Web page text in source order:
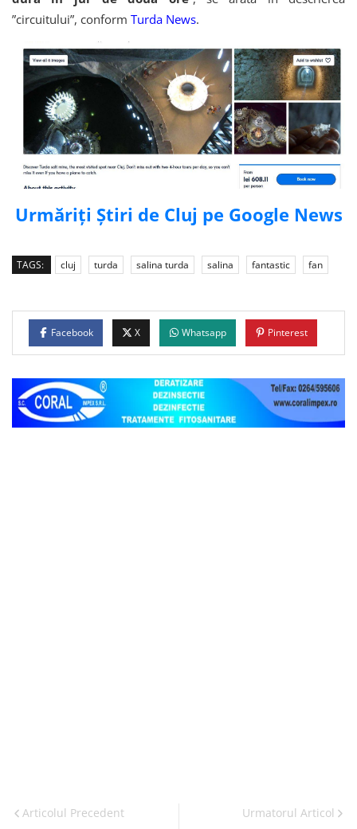
”circuitului”, conform Turda News.
Urmăriți Știri de Cluj pe Google News
TAGS: cluj turda salina turda salina fantastic fan
Facebook X Whatsapp Pinterest
Articolul Precedent Urmatorul Articol